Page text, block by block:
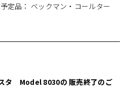
定品： ベックマン・コールター
タ Model 8030の 販売終了のご